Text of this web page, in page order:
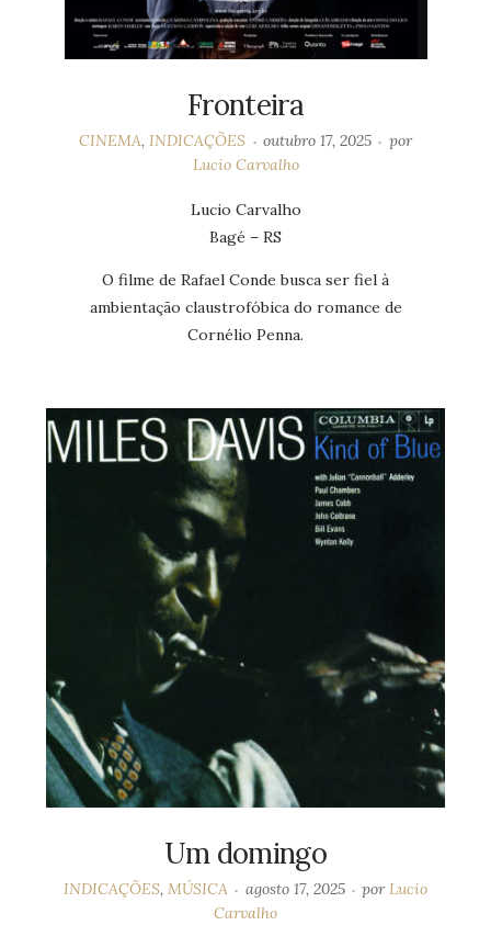
Fronteira
CINEMA,INDICAÇÕES outubro 17, 2025
por
Lucio Carvalho
Lucio Carvalho
Bagé – RS
O filme de Rafael Conde busca ser fiel à
ambientação claustrofóbica do romance de
Cornélio Penna.
Um domingo
INDICAÇÕES, MÚSICA agosto 17, 2025 porLucio
Carvalho